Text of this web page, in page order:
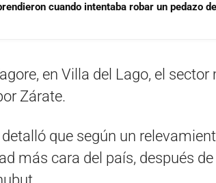
cuando intentaba robar un pedazo
en Villa del Lago, el
Zárate.
detalló que según un
más cara del país, después